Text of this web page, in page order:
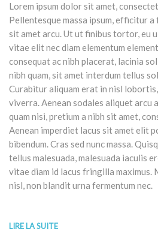
Lorem ipsum dolor sit amet,
Pellentesque massa ipsum, efficitur a
sit amet arcu. Ut ut finibus tortor, eu
vitae elit nec diam elementum
consequat ac nibh placerat, lacinia
nibh quam, sit amet interdum tellus
Curabitur aliquam erat in nisl
viverra. Aenean sodales aliquet arcu
quam nisi, pretium a nibh sit amet,
Aenean imperdiet lacus sit amet elit
bibendum. Cras sed nunc massa.
tellus malesuada, malesuada iaculis
vitae diam id lacus fringilla
nisl, non blandit urna fermentum nec.
LIRE LA SUITE